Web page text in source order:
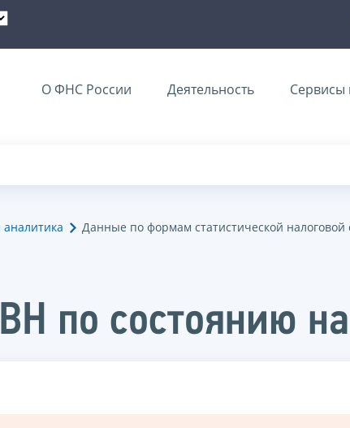
О ФНС России Деятельность Сервисы
аналитика Данные по формам статистической налоговой
по состоянию